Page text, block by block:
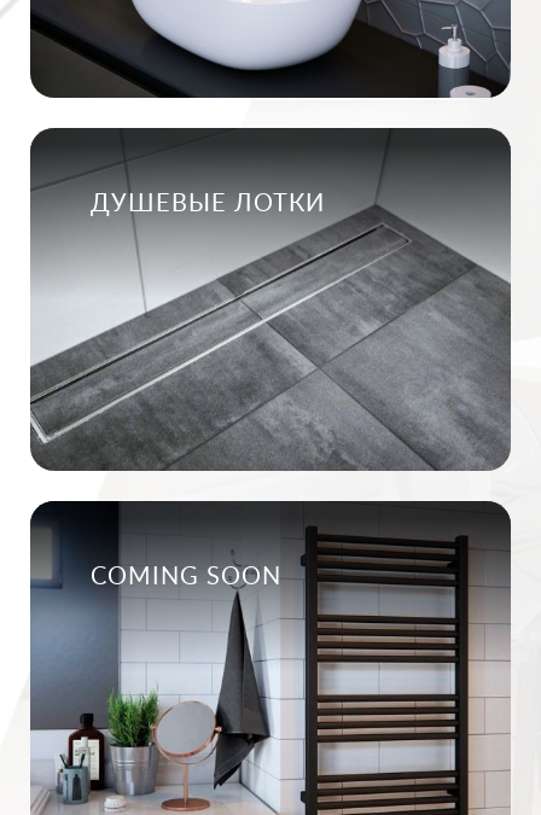
ДУШЕВЫЕ ЛОТКИ
COMING SOON